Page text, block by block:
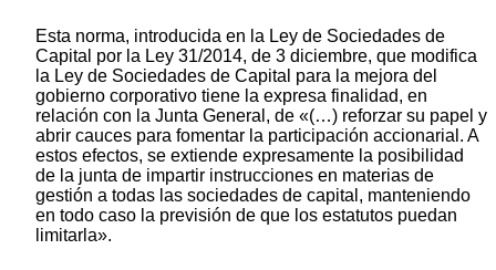
Esta norma, introducida en la Ley de Sociedades de
Capital por la Ley 31/2014, de 3 diciembre, que modifica
la Ley de Sociedades de Capital para la mejora del
gobierno corporativo tiene la expresa finalidad, en
relación con la Junta General, de «(…) reforzar su papel y
abrir cauces para fomentar la participación accionarial. A
estos efectos, se extiende expresamente la posibilidad
de la junta de impartir instrucciones en materias de
gestión a todas las sociedades de capital, manteniendo
en todo caso la previsión de que los estatutos puedan
limitarla».